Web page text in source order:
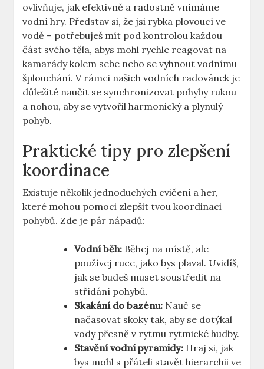
ovlivňuje, jak efektivně a radostně vnímáme
vodní hry. Představ si, že jsi rybka plovoucí ve
vodě – potřebuješ mít pod kontrolou každou
část svého těla, abys mohl rychle reagovat na
kamarády kolem sebe nebo se vyhnout vodnímu
šplouchání. V rámci našich vodních radovánek je
důležité naučit se synchronizovat pohyby rukou
a nohou, aby se vytvořil harmonický a plynulý
pohyb.
Praktické tipy pro zlepšení
koordinace
Existuje několik jednoduchých cvičení a her,
které mohou pomoci zlepšit tvou koordinaci
pohybů. Zde je pár nápadů:
Vodní běh: Běhej na místě, ale
používej ruce, jako bys plaval. Uvidíš,
jak se budeš muset soustředit na
střídání pohybů.
Skakání do bazénu: Nauč se
načasovat skoky tak, aby se dotýkal
vody přesně v rytmu rytmické hudby.
Stavění vodní pyramidy: Hraj si, jak
bys mohl s přáteli stavět hierarchii ve